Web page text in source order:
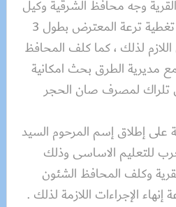
وجه محافظ الشرقية وكيل
وزارة الرى ببحث إمكانية تغطية ترعة المعترض بطول 3
اللازم لذلك ، كما كلف المحافظ
مديرية الطرق بحث امكانية
تلراك لمصرف صان الحجر
على إطلاق إسم المرحوم السيد
للتعليم الاساسى وذلك
وكلف المحافظ الشئون
إنهاء الإجراءات اللازمة لذلك .